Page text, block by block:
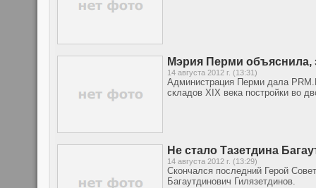
Мэрия Перми объяснила,
14 августа 2012 г. (13:31)
Администрация Перми дала
складов XIX века постройки во
Не стало Тазетдина
14 августа 2012 г. (13:29)
Скончался последний Герой
Багаутдинович Гилязетдинов.